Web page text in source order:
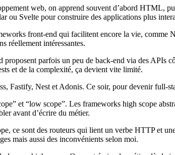
web, on apprend souvent d’abord HTML,
ou Svelte pour construire des applications plus
front‑end qui facilitent encore la vie,
réellement intéressantes.
proposent parfois un peu de back‑end via des APIs
et de la complexité, ça devient vite limité.
Fastify, Nest et Adonis. Ce soir, pour devenir
et “low scope”. Les frameworks high scope
avant d’écrire du métier.
ce sont des routeurs qui lient un verbe HTTP et
mais aussi des inconvénients selon moi.